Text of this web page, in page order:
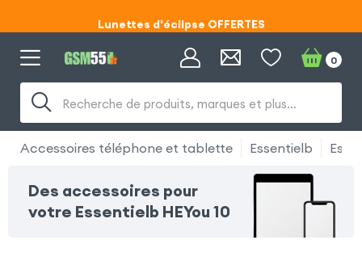
Code ECLIPSE55
Code ECLIPSE55
Recherche de produits, marques et plus…
0
Accessoires téléphone et tablette Essentielb
Des accessoires pour
votre Essentielb HEYou 10